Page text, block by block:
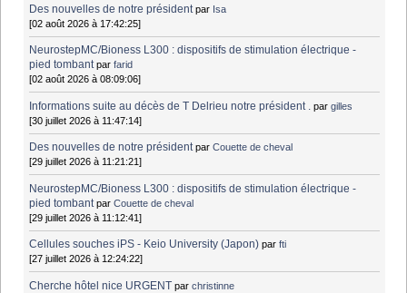
Des nouvelles de notre président par Isa
[02 août 2026 à 17:42:25]
NeurostepMC/Bioness L300 : dispositifs de stimulation électrique -
pied tombant parfarid
[02 août 2026 à 08:09:06]
Informations suite au décès de T Delrieu notre président . pargilles
[30 juillet 2026 à 11:47:14]
Des nouvelles de notre président parCouette de cheval
[29 juillet 2026 à 11:21:21]
NeurostepMC/Bioness L300 : dispositifs de stimulation électrique -
pied tombant parCouette de cheval
[29 juillet 2026 à 11:12:41]
Cellules souches iPS - Keio University (Japon) parfti
[27 juillet 2026 à 12:24:22]
Cherche hôtel nice URGENT parchristinne